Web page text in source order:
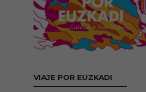
VIAJE POR EUZKADI